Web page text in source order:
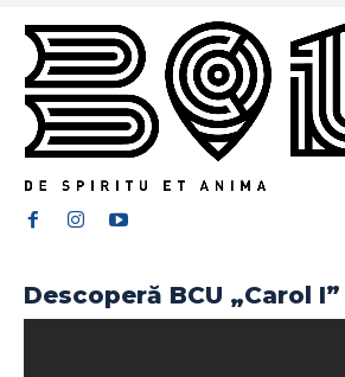
Descoperă BCU „Carol I”